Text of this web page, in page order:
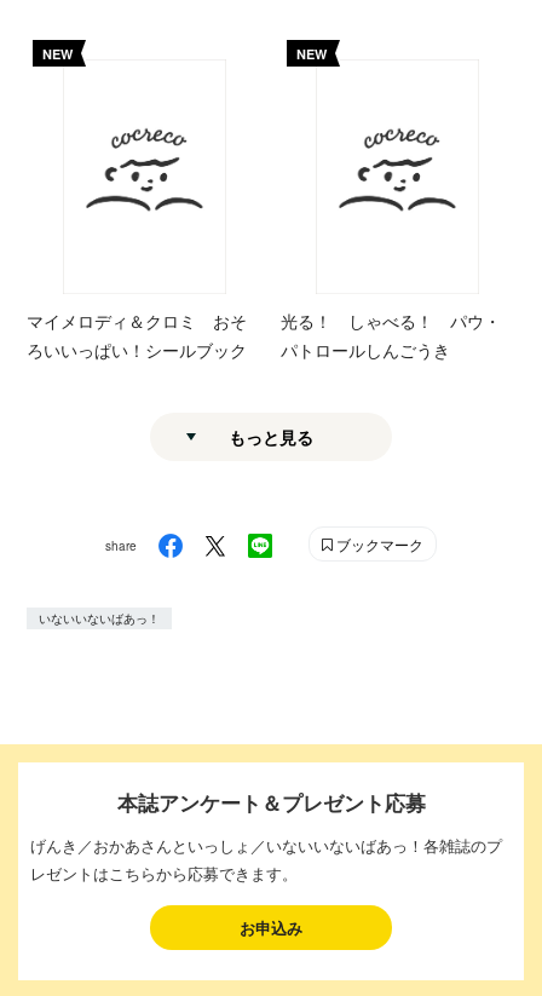
NEW
マイメロディ＆クロミ おそ
ろいいっぱい！シールブック
NEW
光る！ しゃべる！ パウ・
パトロールしんごうき
もっと見る
share ブックマーク
いないいないばあっ！
本誌アンケート＆プレゼント応募
げんき／おかあさんといっしょ／いないいないばあっ！各雑誌のプ
レゼントはこちらから応募できます。
お申込み